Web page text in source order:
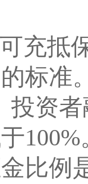
充抵
标准
投资
100%
例是